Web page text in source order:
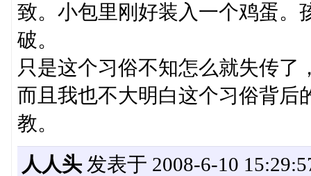
致。小包里刚好装入一个鸡蛋。
破。
只是这个习俗不知怎么就失传
而且我也不大明白这个习俗背后
教。
人人头发表于 2008-6-10